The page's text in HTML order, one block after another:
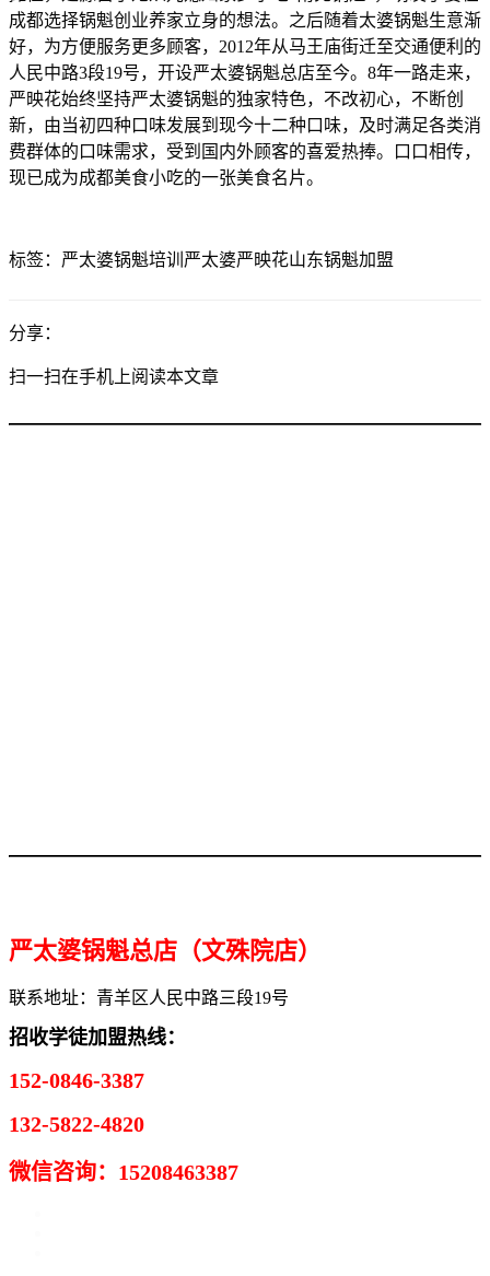
成都选择锅魁创业养家立身的想法。之后随着太婆锅魁生意渐
好，为方便服务更多顾客，2012年从马王庙街迁至交通便利的
人民中路3段19号，开设严太婆锅魁总店至今。8年一路走来，
严映花始终坚持严太婆锅魁的独家特色，不改初心，不断创
新，由当初四种口味发展到现今十二种口味，及时满足各类消
费群体的口味需求，受到国内外顾客的喜爱热捧。口口相传，
现已成为成都美食小吃的一张美食名片。
标签： 严太婆锅魁培训 严太婆严映花山东锅魁加盟
分享：
扫一扫在手机上阅读本文章
严太婆锅魁总店（文殊院店）
联系地址：青羊区人民中路三段19号
招收学徒加盟热线：
152-0846-3387
132-5822-4820
微信咨询：15208463387